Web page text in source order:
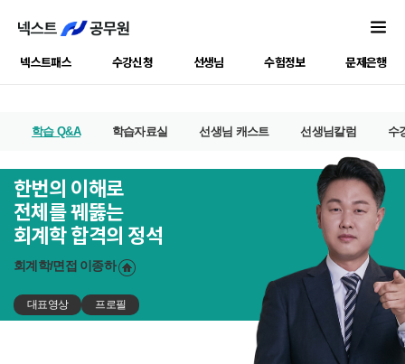
넥스트패스 수강신청 선생님 수험정보 문제은행
학습 Q&A 학습자료실 선생님 캐스트 선생님칼럼 수
한번의 이해로
전체를 꿰뚫는
회계학 합격의 정석
회계학/면접 이종하
대표영상 프로필